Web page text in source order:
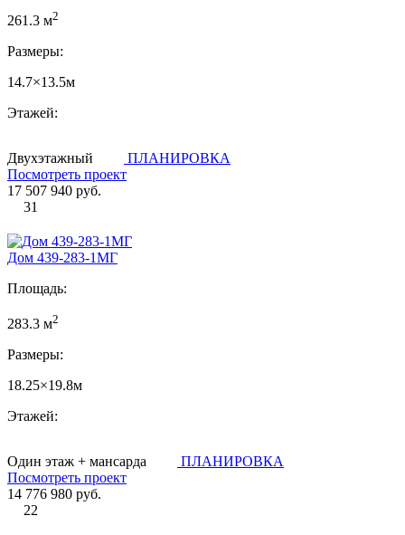
261.3 м2
Размеры:
14.7×13.5м
Этажей:
Двухэтажный
ПЛАНИРОВКА
Посмотреть проект
17 507 940 руб.
31
Дом 439-283-1МГ
Площадь:
283.3 м2
Размеры:
18.25×19.8м
Этажей:
Один этаж + мансарда
ПЛАНИРОВКА
Посмотреть проект
14 776 980 руб.
22